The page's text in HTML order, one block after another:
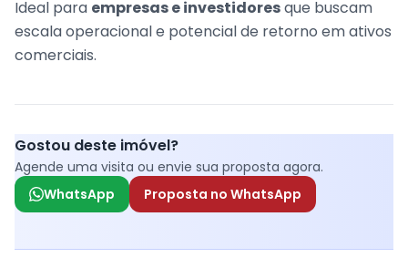
Ideal para empresas e investidoresque buscam
escala operacional e potencial de retorno em ativos
comerciais.
Gostou deste imóvel?
Agende uma visita ou envie sua proposta agora.
WhatsApp
Proposta no WhatsApp